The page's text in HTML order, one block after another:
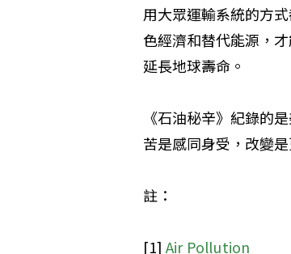
用大眾運輸系統的方
色經濟和替代能源，
延長地球壽命。
《石油秘辛》紀錄的
苦是感同身受，改變
註：
[1] Air Pollution